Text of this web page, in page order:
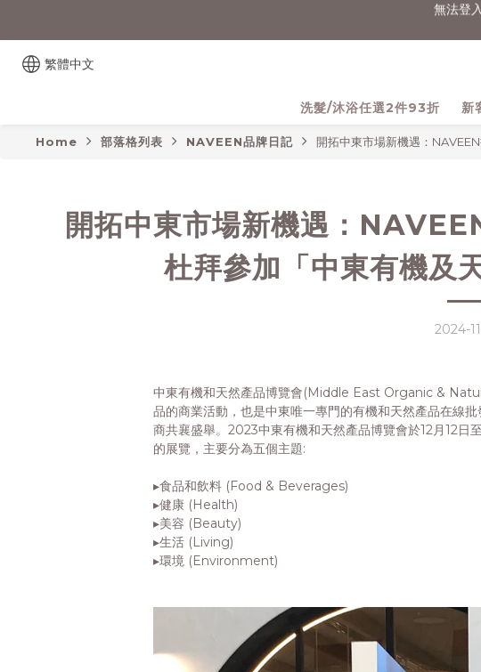
無法登
繁體中文
洗髮/沐浴任選2件93折 新
Home 部落格列表 NAVEEN品牌日記 開拓中東市場新機遇：
開拓中東市場新機遇：
杜拜參加「中東有機及
2024-
中東有機和天然產品博覽會(Middle East Organic &
品的商業活動，也是中東唯一專門的有機和天然產品在線
商共襄盛舉。2023中東有機和天然產品博覽會於12月12日
的展覽，主要分為五個主題:
▸食品和飲料 (Food & Beverages)
▸健康 (Health)
▸美容 (Beauty)
▸生活 (Living)
▸環境 (Environment)